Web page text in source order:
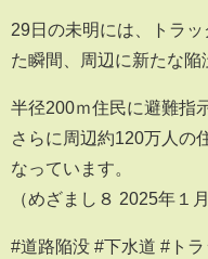
29日の未明には、トラッ
た瞬間、周辺に新たな陥
半径200ｍ住民に避難指
さらに周辺約120万人の
なっています。
（めざまし８ 2025年１
#道路陥没 #下水道 #ト